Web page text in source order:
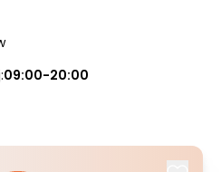
09:00-20:00